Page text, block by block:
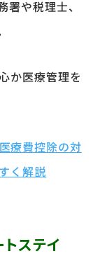
や税理士、
か医療管理を
療費控除の対
く解説
ステイ